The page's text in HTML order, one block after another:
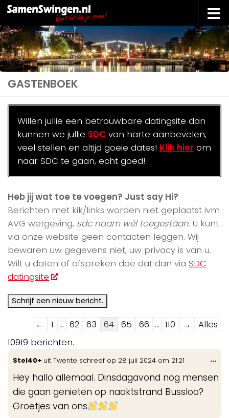
Doorgaan naar inhoud
GASTENBOEK
Willen jullie een betrouwbare datingsite dan
kunnen we jullie SDCvan harte aanbevelen,
veel stellen en altijd goeie dates! Klik hier om
naar SDC te gaan, echt goed!
Heb jij wat toe te voegen? Just say Hi?
Berichten met kik/links worden niet geplaatst ivm
AVG wetgeving, sdc naam wél toegestaan. U kunt
via onze website geen contacten leggen. Wij
bewaren uw gegevens niet, uw privacy is van u.
Wilt u daten of afspreken doe dat dan via SDC
datingsite
.
Navigatie
door
de
gastenboek-
lijst
← 1 ... 62 63 64 65 66 ... 110 →
Alles
10919 berichten.
Stel40+ uit Twente schreef op 28 juli 2024 om 21:21
Hey hallo allemaal. Dinsdagavond nog mensen
die gaan genieten op naaktstrand Bussloo?
Groetjes van ons
...